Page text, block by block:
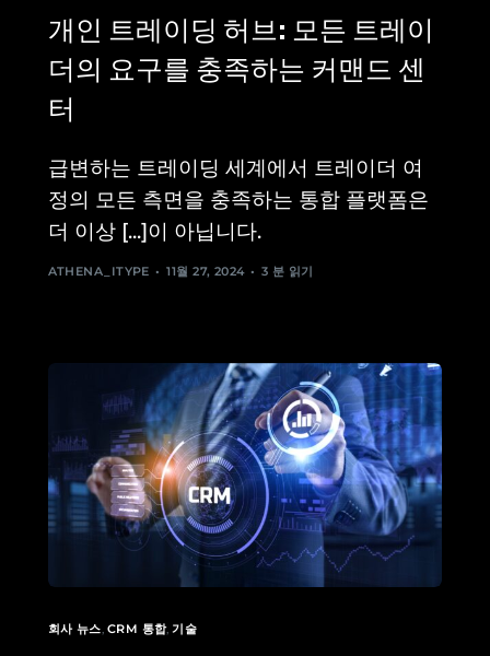
개인 트레이딩 허브: 모든 트레이
더의 요구를 충족하는 커맨드 센
터
급변하는 트레이딩 세계에서 트레이더 여
정의 모든 측면을 충족하는 통합 플랫폼은
더 이상 [...]이 아닙니다.
ATHENA_ITYPE 11월 27, 2024 3 분 읽기
회사 뉴스, CRM 통합,기술